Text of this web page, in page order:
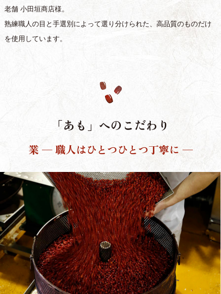
老舗 小田垣商店様。
熟練職人の目と手選別によって選り分けられた、高品質のものだけ
を使用しています。
「あも」へのこだわり
業 ─ 職人はひとつひとつ丁寧に ─